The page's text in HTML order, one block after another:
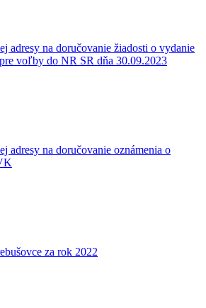
adresy na doručovanie žiadosti o vydanie
voľby do NR SR dňa 30.09.2023
adresy na doručovanie oznámenia o
za rok 2022